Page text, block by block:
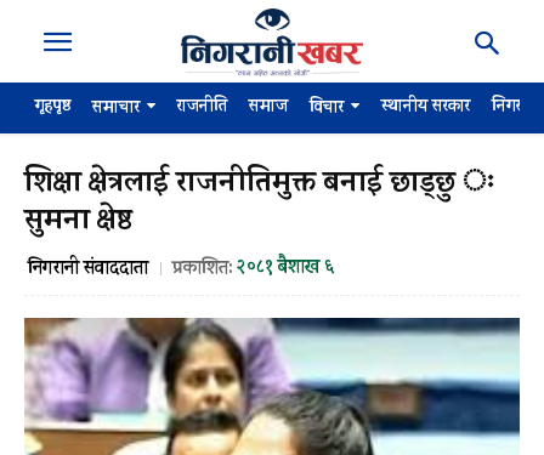
गृहपृष्ठ समाचार राजनीति समाज विचार स्थानीय सरकार
शिक्षा क्षेत्रलाई राजनीतिमुक्त बनाई छाड्छु ः
सुमना क्षेष्ठ
निगरानी संवाददाता प्रकाशित:२०८१ बैशाख ६